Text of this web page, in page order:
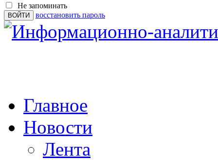
Не запоминать
восстановить пароль
Главное
Новости
Лента